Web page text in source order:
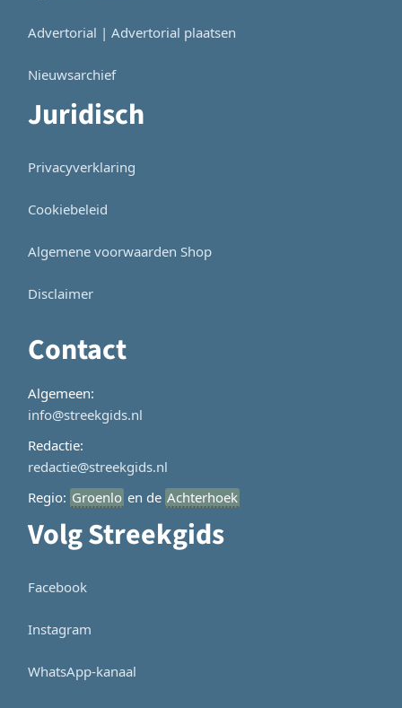
Advertorial | Advertorial plaatsen
Nieuwsarchief
Juridisch
Privacyverklaring
Cookiebeleid
Algemene voorwaarden Shop
Disclaimer
Contact
Algemeen:
info@streekgids.nl
Redactie:
redactie@streekgids.nl
Regio: Groenlo en de Achterhoek
Volg Streekgids
Facebook
Instagram
WhatsApp-kanaal